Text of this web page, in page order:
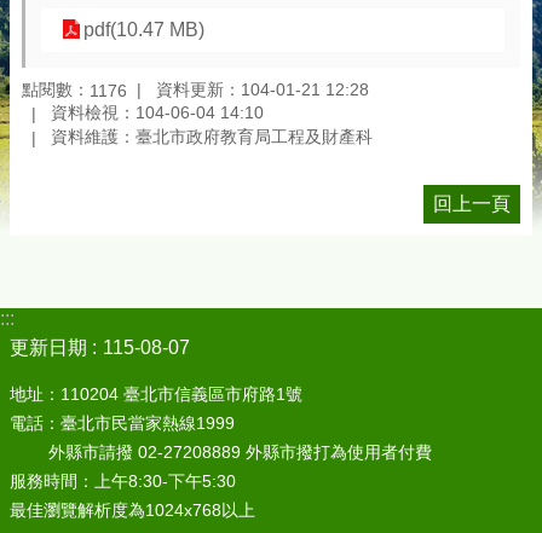
pdf(10.47 MB)
點閱數： 1176
資料更新：104-01-21 12:28
資料檢視：104-06-04 14:10
資料維護：臺北市政府教育局工程及財產科
回上一頁
:::
更新日期
115-08-07
地址：110204 臺北市信義區市府路1號
電話：臺北市民當家熱線1999
外縣市請撥 02-27208889 外縣市撥打為使用者付費
服務時間：上午8:30-下午5:30
最佳瀏覽解析度為1024x768以上